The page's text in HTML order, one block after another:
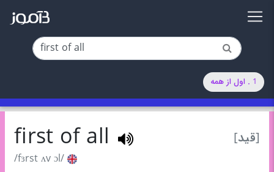
1 . اول از همه
[قید] first of all
/fɜrst ʌv ɔl/